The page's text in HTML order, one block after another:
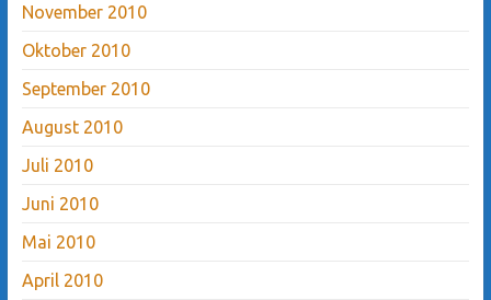
November 2010
Oktober 2010
September 2010
August 2010
Juli 2010
Juni 2010
Mai 2010
April 2010